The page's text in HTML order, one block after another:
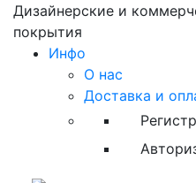
Дизайнерские и
покрытия
Инфо
О нас
Доставка и